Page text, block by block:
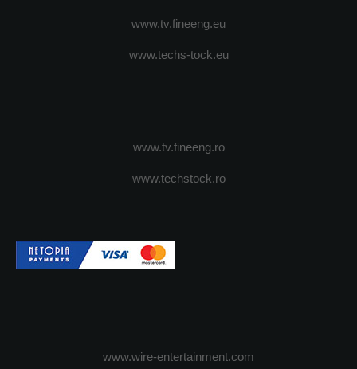
www.tv.fineeng.eu
www.techs-tock.eu
www.tv.fineeng.ro
www.techstock.ro
www.wire-entertainment.com